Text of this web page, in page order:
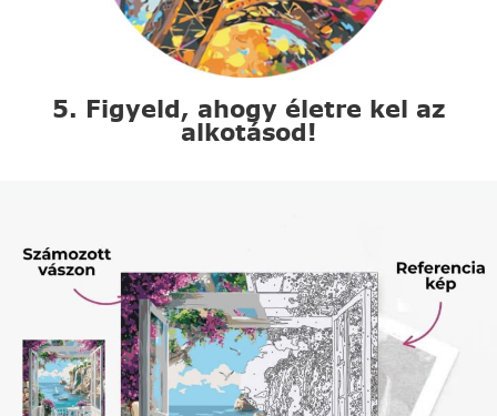
5. Figyeld, ahogy életre kel az
alkotásod!